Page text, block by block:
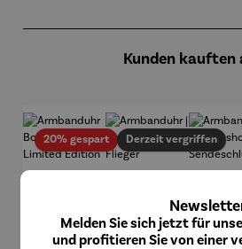
Kunden kauften
20% gespartRabattDerzeit vergriffen
Melden Sie sich jetzt für
und profitieren Sie von einer